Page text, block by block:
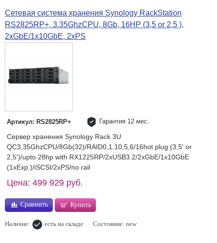
Сетевая система хранения Synology RackStation
RS2825RP+, 3.35GhzCPU, 8Gb, 16HP (3,5 or 2,5 ),
2xGbE/1x10GbE, 2xPS
Артикул: RS2825RP+ Гарантия 12 мес.
Сервер хранения Synology Rack 3U
QC3,35GhzCPU/8Gb(32)/RAID0,1,10,5,6/16hot plug (3,5' or
2,5')/upto 28hp with RX1225RP/2xUSB3.2/2xGbE/1x10GbE
(1xExp.)/iSCSI/2xPS/no rail
Цена: 499 929 руб.
Сравнить Купить
Наличие: есть на складе Состояние: new